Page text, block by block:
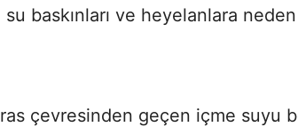
baskınları ve heyelanlara
çevresinden geçen içme suyu